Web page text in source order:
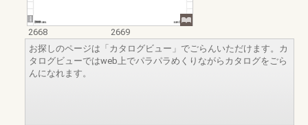
2668
2669
お探しのページは「カタログビュー」でごらんいただけます。カ
タログビューではweb上でパラパラめくりながらカタログをごら
んになれます。